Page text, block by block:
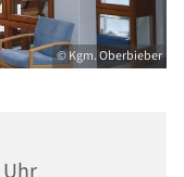
© Kgm. Oberbieber